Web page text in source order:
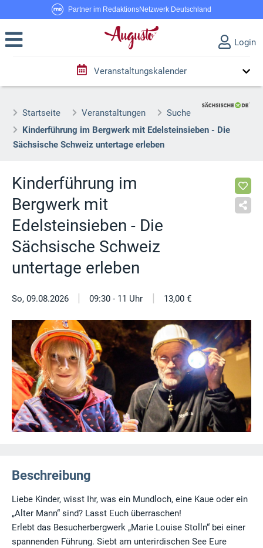
Partner im RedaktionsNetzwerk Deutschland
Login
Veranstaltungskalender
Startseite Veranstaltungen
Suche
Kinderführung im Bergwerk mit Edelsteinsieben - Die
Sächsische Schweiz untertage erleben
Kinderführung im
Bergwerk mit
Edelsteinsieben - Die
Sächsische Schweiz
untertage erleben
So, 09.08.2026 | 09:30 - 11 Uhr | 13,00 €
Beschreibung
Liebe Kinder, wisst Ihr, was ein Mundloch, eine Kaue oder ein
„Alter Mann“ sind? Lasst Euch überraschen!
Erlebt das Besucherbergwerk „Marie Louise Stolln“ bei einer
spannenden Führung. Siebt am unterirdischen See Eure